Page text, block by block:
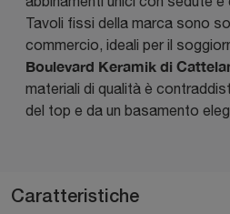
Tavoli fissi della marca sono
commercio, ideali per il
Boulevard Keramik di
materiali di qualità è
del top e da un basamento
Caratteristiche